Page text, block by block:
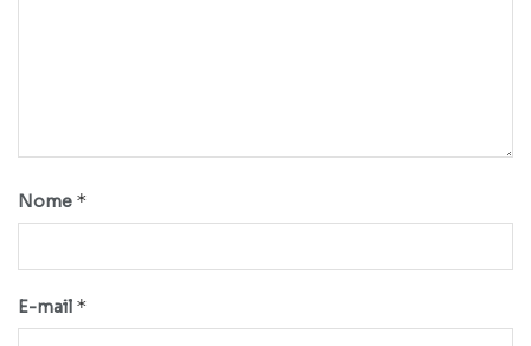
Nome *
E-mail *